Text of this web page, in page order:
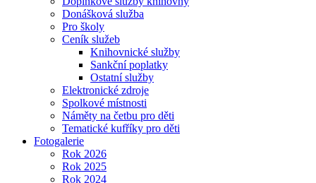
Donášková služba
Pro školy
Ceník služeb
Knihovnické služby
Sankční poplatky
Ostatní služby
Elektronické zdroje
Spolkové místnosti
Náměty na četbu pro děti
Tematické kufříky pro děti
Fotogalerie
Rok 2026
Rok 2025
Rok 2024